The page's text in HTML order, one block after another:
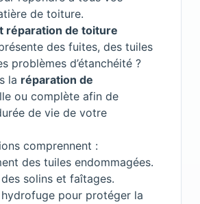
de toiture.
réparation de toiture
des fuites, des tuiles
problèmes d’étanchéité ?
la réparation de
ou complète afin de
de vie de votre
comprennent :
des tuiles endommagées.
solins et faîtages.
pour protéger la